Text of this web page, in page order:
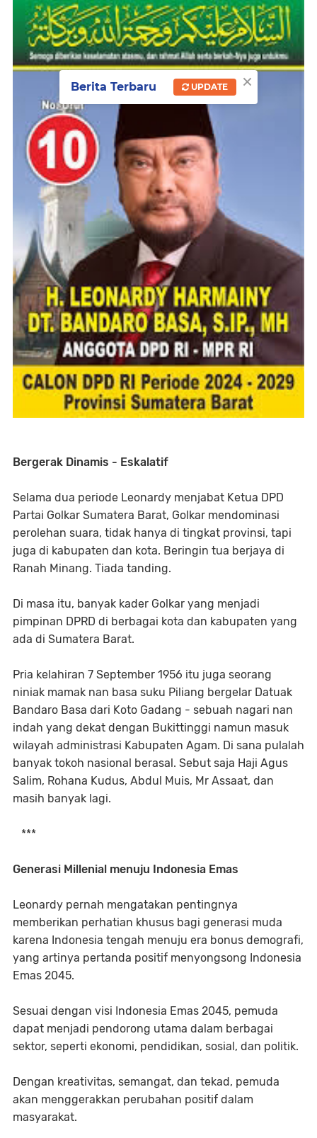
Bergerak Dinamis - Eskalatif
Selama dua periode Leonardy menjabat Ketua DPD
Partai Golkar Sumatera Barat, Golkar mendominasi
perolehan suara, tidak hanya di tingkat provinsi, tapi
juga di kabupaten dan kota. Beringin tua berjaya di
Ranah Minang. Tiada tanding.
Di masa itu, banyak kader Golkar yang menjadi
pimpinan DPRD di berbagai kota dan kabupaten yang
ada di Sumatera Barat.
Pria kelahiran 7 September 1956 itu juga seorang
niniak mamak nan basa suku Piliang bergelar Datuak
Bandaro Basa dari Koto Gadang - sebuah nagari nan
indah yang dekat dengan Bukittinggi namun masuk
wilayah administrasi Kabupaten Agam. Di sana pulalah
banyak tokoh nasional berasal. Sebut saja Haji Agus
Salim, Rohana Kudus, Abdul Muis, Mr Assaat, dan
masih banyak lagi.
***
Generasi Millenial menuju Indonesia Emas
Leonardy pernah mengatakan pentingnya
memberikan perhatian khusus bagi generasi muda
karena Indonesia tengah menuju era bonus demografi,
yang artinya pertanda positif menyongsong Indonesia
Emas 2045.
Sesuai dengan visi Indonesia Emas 2045, pemuda
dapat menjadi pendorong utama dalam berbagai
sektor, seperti ekonomi, pendidikan, sosial, dan politik.
Dengan kreativitas, semangat, dan tekad, pemuda
akan menggerakkan perubahan positif dalam
masyarakat.
×
Berita Terbaru UPDATE